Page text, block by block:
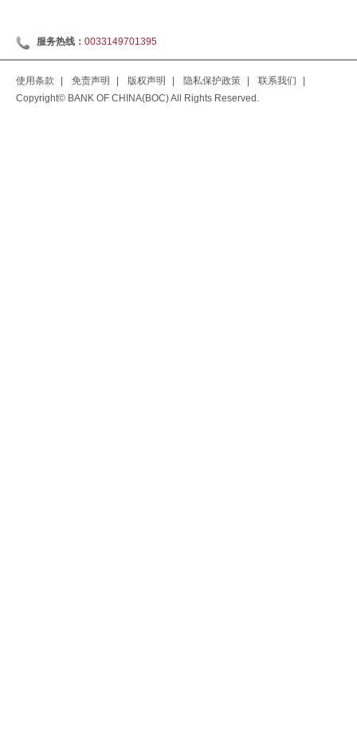
服务热线： 0033149701395
使用条款 免责声明 版权声明 隐私保护政策 联系我们
Copyright© BANK OF CHINA(BOC) All Rights Reserved.